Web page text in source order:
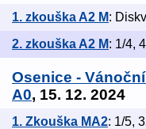
1. zkouška A2 M:
2. zkouška A2 M: 1/4,
Osenice -
A0, 15. 12. 2024
1. Zkouška MA2: 1/5,